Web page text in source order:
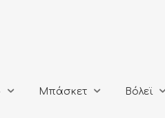
Μπάσκετ Βόλεϊ